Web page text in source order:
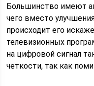
Большинство имеют
чего вместо
происходит его
телевизионных
на цифровой сигнал
четкости, так как